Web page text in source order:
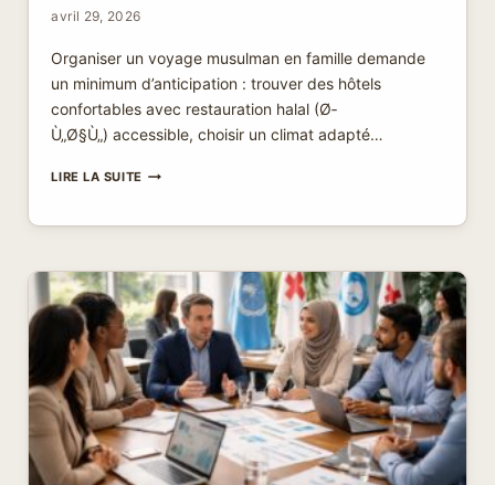
avril 29, 2026
Organiser un voyage musulman en famille demande
un minimum d’anticipation : trouver des hôtels
confortables avec restauration halal (Ø­
Ù„Ø§Ù„) accessible, choisir un climat adapté…
LIRE LA SUITEVOYAGE
FAMILLE
6
DESTINATIONS
2026
À
CONNAÎTRE